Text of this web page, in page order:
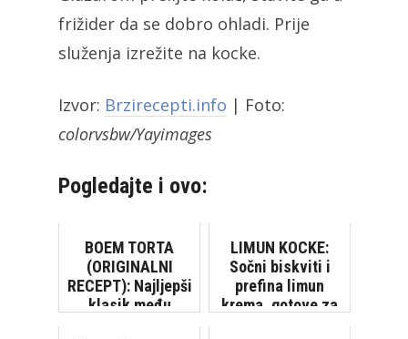
frižider da se dobro ohladi. Prije
služenja izrežite na kocke.
Izvor: Brzirecepti.info | Foto:
colorvsbw/Yayimages
Pogledajte i ovo:
BOEM TORTA
(ORIGINALNI
RECEPT): Najljepši
klasik među
LIMUN KOCKE:
Sočni biskviti i
prefina limun
krema, gotove za